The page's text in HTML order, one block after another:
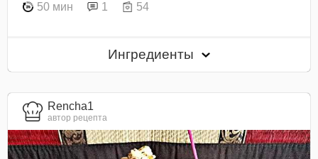
50 мин 1 54
Ингредиенты
Rencha1
автор рецепта